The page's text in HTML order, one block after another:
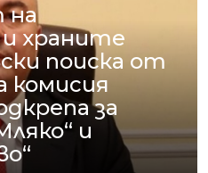
на
храните
поиска от
комисия
за
и